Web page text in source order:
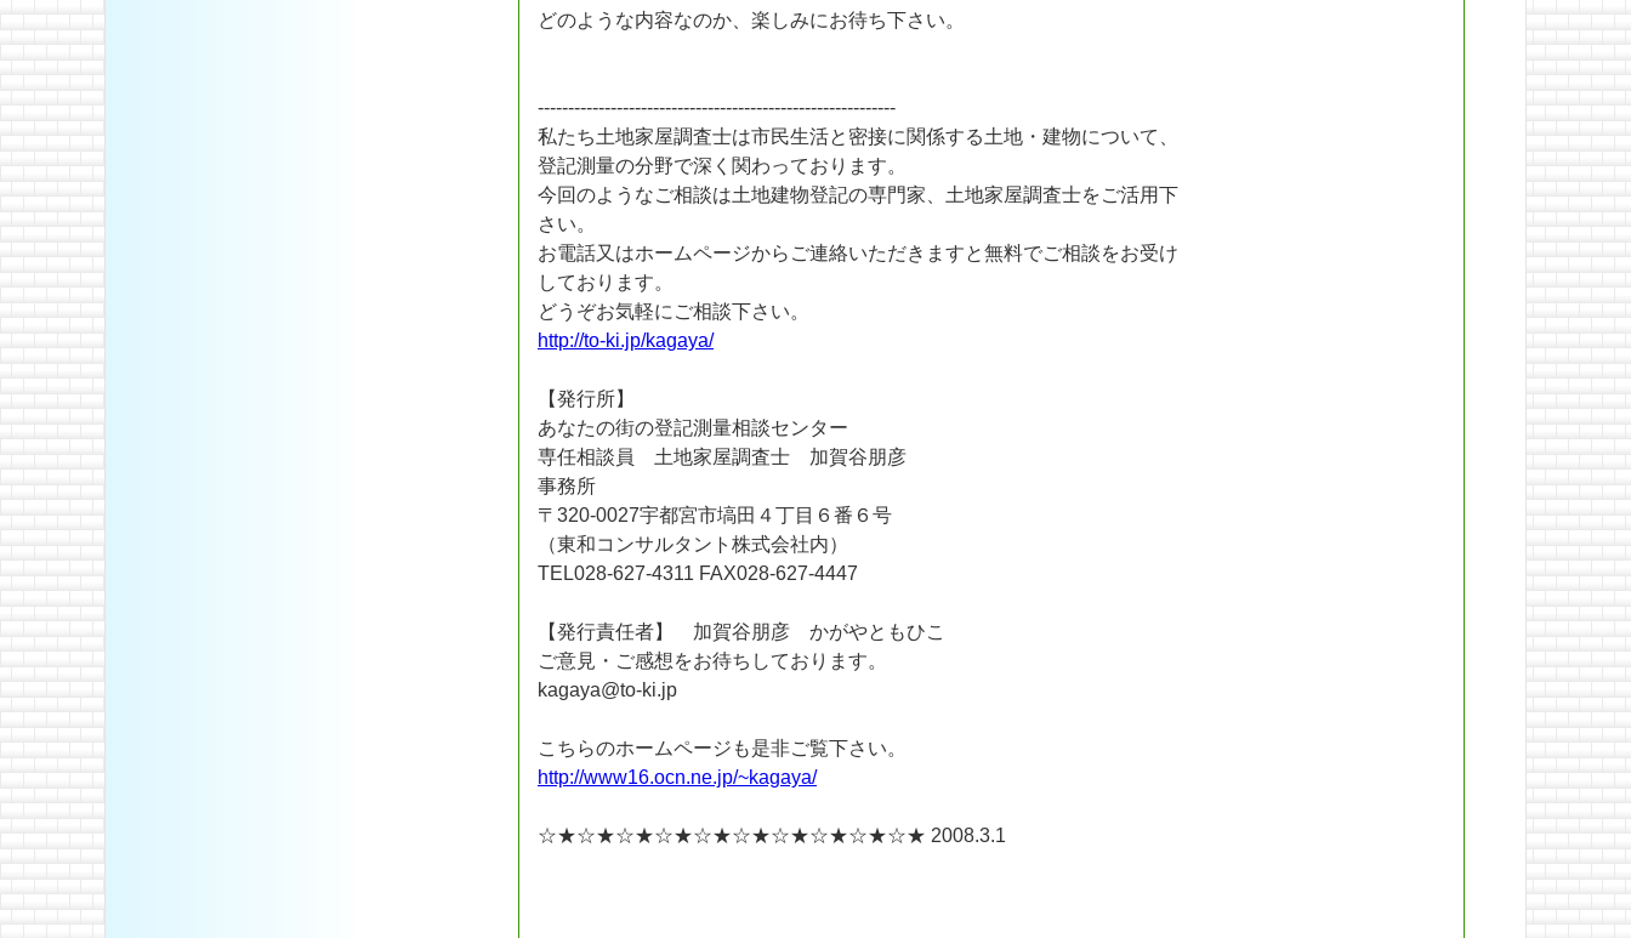
どのような内容なのか、楽しみにお待ち下さい。
-----------------------------------------------------------
私たち土地家屋調査士は市民生活と密接に関係する土地・建物について、
登記測量の分野で深く関わっております。
今回のようなご相談は土地建物登記の専門家、土地家屋調査士をご活用下
さい。
お電話又はホームページからご連絡いただきますと無料でご相談をお受け
しております。
どうぞお気軽にご相談下さい。
http://to-ki.jp/kagaya/
【発行所】
あなたの街の登記測量相談センター
専任相談員 土地家屋調査士 加賀谷朋彦
事務所
〒320-0027宇都宮市塙田４丁目６番６号
（東和コンサルタント株式会社内）
TEL028-627-4311 FAX028-627-4447
【発行責任者】 加賀谷朋彦 かがやともひこ
ご意見・ご感想をお待ちしております。
kagaya@to-ki.jp
こちらのホームページも是非ご覧下さい。
http://www16.ocn.ne.jp/~kagaya/
☆★☆★☆★☆★☆★☆★☆★☆★☆★☆★ 2008.3.1